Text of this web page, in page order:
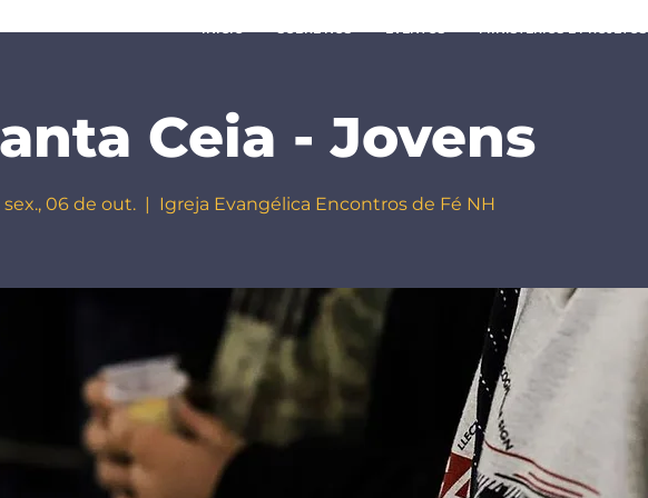
INÍCIO SOBRE NÓS EVENTOS MINISTÉRIOS E PROJETOS
Ceia - Jovens
sex., 06 de out.
  |
Igreja Evangélica Encontros de Fé NH